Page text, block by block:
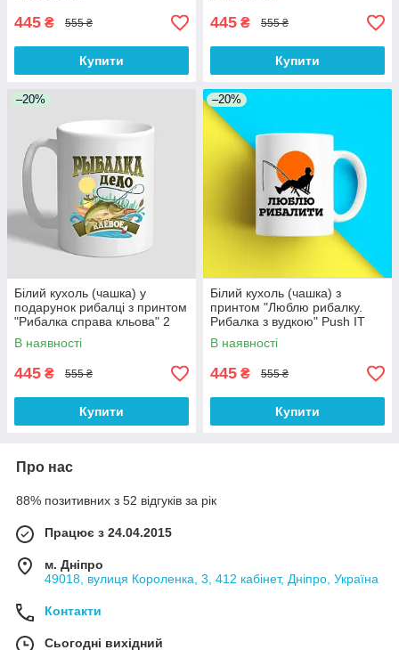
445 ₴ 555 ₴
Купити
445 ₴ 555 ₴
Купити
–20%
Білий кухоль (чашка) у
подарунок рибалці з принтом
"Рибалка справа кльова" 2
В наявності
445 ₴ 555 ₴
Купити
–20%
Білий кухоль (чашка) з
принтом "Люблю рибалку.
Рибалка з вудкою" Push IT
В наявності
445 ₴ 555 ₴
Купити
Про нас
88% позитивних з 52 відгуків за рік
Працює з 24.04.2015
м. Дніпро
49018, вулиця Короленка, 3, 412 кабінет, Дніпро, Україна
Контакти
Сьогодні вихідний